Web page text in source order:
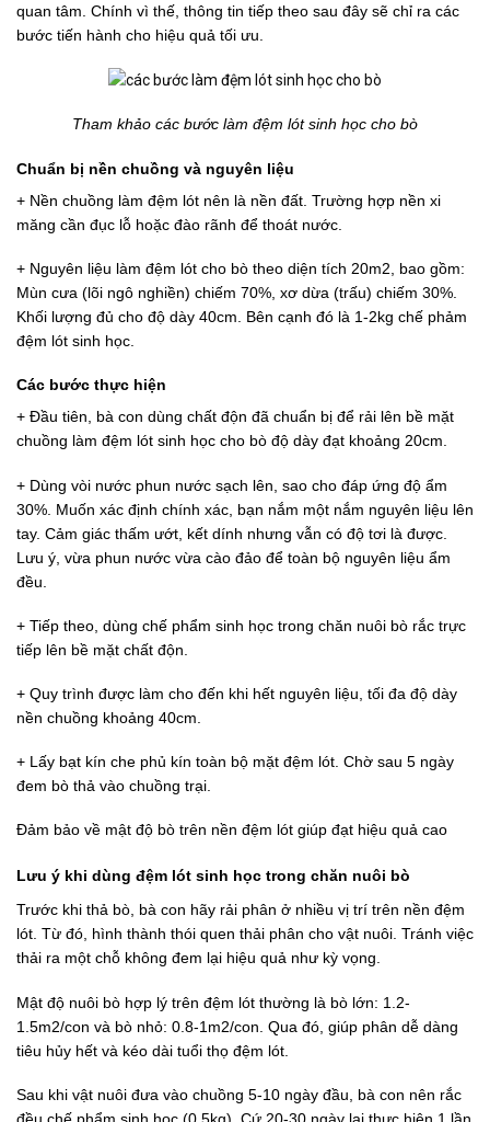
quan tâm. Chính vì thế, thông tin tiếp theo sau đây sẽ chỉ ra các
bước tiến hành cho hiệu quả tối ưu.
Tham khảo các bước làm đệm lót sinh học cho bò
Chuẩn bị nền chuồng và nguyên liệu
+ Nền chuồng làm đệm lót nên là nền đất. Trường hợp nền xi
măng cần đục lỗ hoặc đào rãnh để thoát nước.
+ Nguyên liệu làm đệm lót cho bò theo diện tích 20m2, bao gồm:
Mùn cưa (lõi ngô nghiền) chiếm 70%, xơ dừa (trấu) chiếm 30%.
Khối lượng đủ cho độ dày 40cm. Bên cạnh đó là 1-2kg chế phảm
đệm lót sinh học.
Các bước thực hiện
+ Đầu tiên, bà con dùng chất độn đã chuẩn bị để rải lên bề mặt
chuồng làm đệm lót sinh học cho bò độ dày đạt khoảng 20cm.
+ Dùng vòi nước phun nước sạch lên, sao cho đáp ứng độ ẩm
30%. Muốn xác định chính xác, bạn nắm một nắm nguyên liệu lên
tay. Cảm giác thấm ướt, kết dính nhưng vẫn có độ tơi là được.
Lưu ý, vừa phun nước vừa cào đảo để toàn bộ nguyên liệu ẩm
đều.
+ Tiếp theo, dùng chế phẩm sinh học trong chăn nuôi bò rắc trực
tiếp lên bề mặt chất độn.
+ Quy trình được làm cho đến khi hết nguyên liệu, tối đa độ dày
nền chuồng khoảng 40cm.
+ Lấy bạt kín che phủ kín toàn bộ mặt đệm lót. Chờ sau 5 ngày
đem bò thả vào chuồng trại.
Đảm bảo về mật độ bò trên nền đệm lót giúp đạt hiệu quả cao
Lưu ý khi dùng đệm lót sinh học trong chăn nuôi bò
Trước khi thả bò, bà con hãy rải phân ở nhiều vị trí trên nền đệm
lót. Từ đó, hình thành thói quen thải phân cho vật nuôi. Tránh việc
thải ra một chỗ không đem lại hiệu quả như kỳ vọng.
Mật độ nuôi bò hợp lý trên đệm lót thường là bò lớn: 1.2-
1.5m2/con và bò nhỏ: 0.8-1m2/con. Qua đó, giúp phân dễ dàng
tiêu hủy hết và kéo dài tuổi thọ đệm lót.
Sau khi vật nuôi đưa vào chuồng 5-10 ngày đầu, bà con nên rắc
đều chế phẩm sinh học (0.5kg). Cứ 20-30 ngày lại thực hiện 1 lần